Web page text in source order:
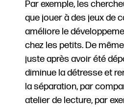
Par exemple, les
que jouer à des jeux de
améliore le
chez les petits. De
juste après avoir été
diminue la détresse et
la séparation, par
atelier de lecture, par